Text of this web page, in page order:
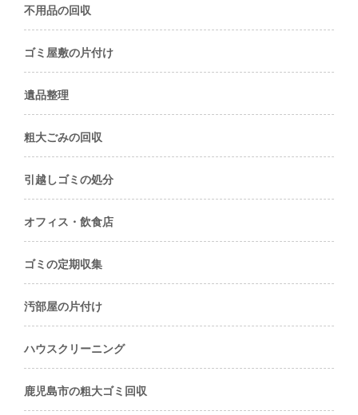
不用品の回収
ゴミ屋敷の片付け
遺品整理
粗大ごみの回収
引越しゴミの処分
オフィス・飲食店
ゴミの定期収集
汚部屋の片付け
ハウスクリーニング
鹿児島市の粗大ゴミ回収